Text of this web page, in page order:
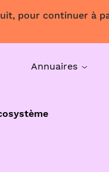
pour continuer à
Annuaires